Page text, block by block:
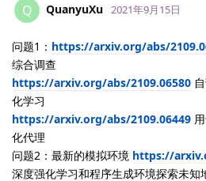
Q QuanyuXu 2021年9月15日
问题1： https://arxiv.org/abs/
综合调查
https://arxiv.org/abs/2109.06580
化学习
https://arxiv.org/abs/2109.06449
化代理
问题2：最新的模拟环境 https://
深度强化学习和程序生成环境探索未知